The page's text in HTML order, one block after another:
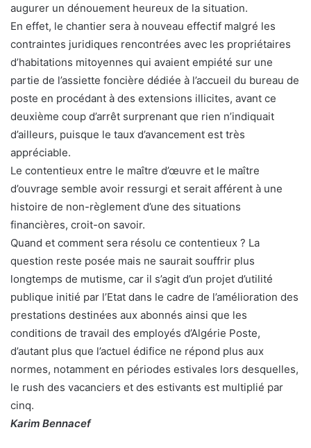
augurer un dénouement heureux de la situation.
En effet, le chantier sera à nouveau effectif malgré les
contraintes juridiques rencontrées avec les propriétaires
d’habitations mitoyennes qui avaient empiété sur une
partie de l’assiette foncière dédiée à l’accueil du bureau de
poste en procédant à des extensions illicites, avant ce
deuxième coup d’arrêt surprenant que rien n’indiquait
d’ailleurs, puisque le taux d’avancement est très
appréciable.
Le contentieux entre le maître d’œuvre et le maître
d’ouvrage semble avoir ressurgi et serait afférent à une
histoire de non-règlement d’une des situations
financières, croit-on savoir.
Quand et comment sera résolu ce contentieux ? La
question reste posée mais ne saurait souffrir plus
longtemps de mutisme, car il s’agit d’un projet d’utilité
publique initié par l’Etat dans le cadre de l’amélioration des
prestations destinées aux abonnés ainsi que les
conditions de travail des employés d’Algérie Poste,
d’autant plus que l’actuel édifice ne répond plus aux
normes, notamment en périodes estivales lors desquelles,
le rush des vacanciers et des estivants est multiplié par
cinq.
Karim Bennacef